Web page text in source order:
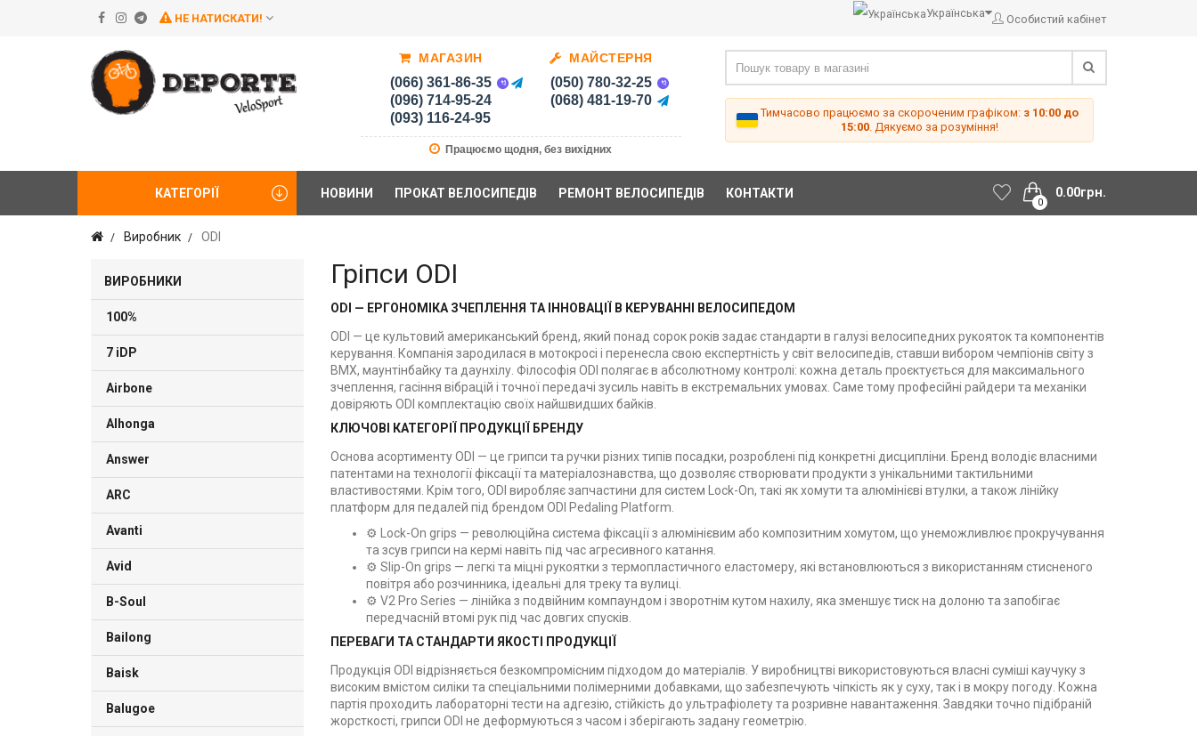
НЕ НАТИСКАТИ! Українська Особистий кабінет
МАГАЗИН
(066) 361-86-35
(096) 714-95-24
(093) 116-24-95
МАЙСТЕРНЯ
(050) 780-32-25
(068) 481-19-70
Працюємо щодня, без вихідних
Тимчасово працюємо за скороченим графіком: з 10:00 до
15:00. Дякуємо за розуміння!
0
0.00грн.
КАТЕГОРІЇ НОВИНИ ПРОКАТ ВЕЛОСИПЕДІВ РЕМОНТ ВЕЛОСИПЕДІВ КОНТАКТИ
Виробник ODI
ВИРОБНИКИ
100%
7 iDP
Airbone
Alhonga
Answer
ARC
Avanti
Avid
B-Soul
Bailong
Baisk
Balugoe
Гріпси ODI
ODI — ЕРГОНОМІКА ЗЧЕПЛЕННЯ ТА ІННОВАЦІЇ В КЕРУВАННІ ВЕЛОСИПЕДОМ
ODI — це культовий американський бренд, який понад сорок років задає стандарти в галузі велосипедних рукояток та компонентів
керування. Компанія зародилася в мотокросі і перенесла свою експертність у світ велосипедів, ставши вибором чемпіонів світу з
BMX, маунтінбайку та даунхілу. Філософія ODI полягає в абсолютному контролі: кожна деталь проєктується для максимального
зчеплення, гасіння вібрацій і точної передачі зусиль навіть в екстремальних умовах. Саме тому професійні райдери та механіки
довіряють ODI комплектацію своїх найшвидших байків.
КЛЮЧОВІ КАТЕГОРІЇ ПРОДУКЦІЇ БРЕНДУ
Основа асортименту ODI — це грипси та ручки різних типів посадки, розроблені під конкретні дисципліни. Бренд володіє власними
патентами на технології фіксації та матеріалознавства, що дозволяє створювати продукти з унікальними тактильними
властивостями. Крім того, ODI виробляє запчастини для систем Lock-On, такі як хомути та алюмінієві втулки, а також лінійку
платформ для педалей під брендом ODI Pedaling Platform.
⚙️ Lock-On grips — революційна система фіксації з алюмінієвим або композитним хомутом, що унеможливлює прокручування
та зсув грипси на кермі навіть під час агресивного катання.
⚙️ Slip-On grips — легкі та міцні рукоятки з термопластичного еластомеру, які встановлюються з використанням стисненого
повітря або розчинника, ідеальні для треку та вулиці.
⚙️ V2 Pro Series — лінійка з подвійним компаундом і зворотнім кутом нахилу, яка зменшує тиск на долоню та запобігає
передчасній втомі рук під час довгих спусків.
ПЕРЕВАГИ ТА СТАНДАРТИ ЯКОСТІ ПРОДУКЦІЇ
Продукція ODI відрізняється безкомпромісним підходом до матеріалів. У виробництві використовуються власні суміші каучуку з
високим вмістом силіки та спеціальними полімерними добавками, що забезпечують чіпкість як у суху, так і в мокру погоду. Кожна
партія проходить лабораторні тести на адгезію, стійкість до ультрафіолету та розривне навантаження. Завдяки точно підібраній
жорсткості, грипси ODI не деформуються з часом і зберігають задану геометрію.